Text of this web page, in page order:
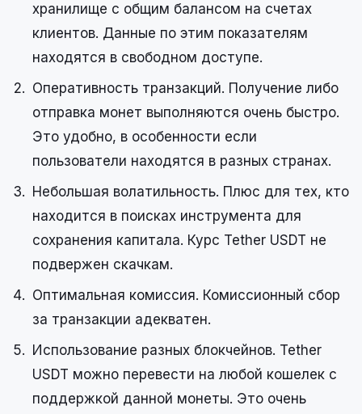
хранилище с общим балансом на счетах
клиентов. Данные по этим показателям
находятся в свободном доступе.
Оперативность транзакций. Получение либо
отправка монет выполняются очень быстро.
Это удобно, в особенности если
пользователи находятся в разных странах.
Небольшая волатильность. Плюс для тех, кто
находится в поисках инструмента для
сохранения капитала. Курс Tether USDT не
подвержен скачкам.
Оптимальная комиссия. Комиссионный сбор
за транзакции адекватен.
Использование разных блокчейнов. Tether
USDT можно перевести на любой кошелек с
поддержкой данной монеты. Это очень